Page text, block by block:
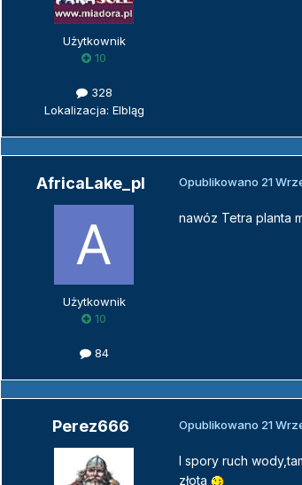
Użytkownik
10
328
Lokalizacja: Elbląg
AfricaLake_pl
Użytkownik
10
84
Opublikowano 21
nawóz Tetra planta
Perez666 Opublikowano 21
I spory ruch
złota